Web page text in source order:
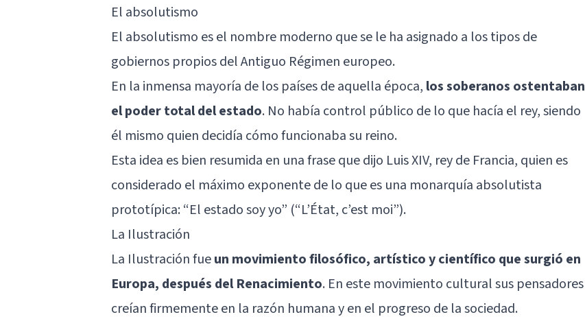
El absolutismo
El absolutismo es el nombre moderno que se le ha asignado a los tipos de
gobiernos propios del Antiguo Régimen europeo.
En la inmensa mayoría de los países de aquella época, los soberanos ostentaban
el poder total del estado. No había control público de lo que hacía el rey, siendo
él mismo quien decidía cómo funcionaba su reino.
Esta idea es bien resumida en una frase que dijo Luis XIV, rey de Francia, quien es
considerado el máximo exponente de lo que es una monarquía absolutista
prototípica: “El estado soy yo” (“L’État, c’est moi”).
La Ilustración
La Ilustración fueun movimiento filosófico, artístico y científico que surgió en
Europa, después del Renacimiento. En este movimiento cultural sus pensadores
creían firmemente en la razón humana y en el progreso de la sociedad.